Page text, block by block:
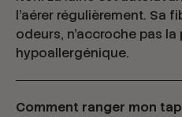
l'aérer régulièrement. Sa
odeurs, n'accroche pas la
hypoallergénique.
Comment ranger mon